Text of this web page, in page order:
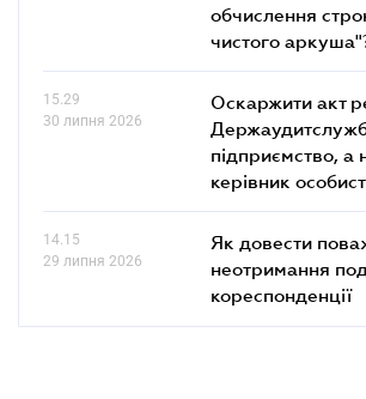
обчислення
чистого
15.29
30 липня 2026
Оскаржити акт
підприємство, а
керівник
14.15
29 липня 2026
Як довести
неотримання
кореспонденції